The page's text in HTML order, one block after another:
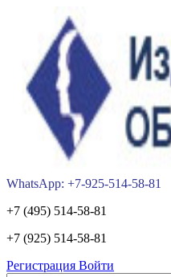
WhatsApp: +7-925-514-58-81
+7 (495) 514-58-81
+7 (925) 514-58-81
Регистрация Войти